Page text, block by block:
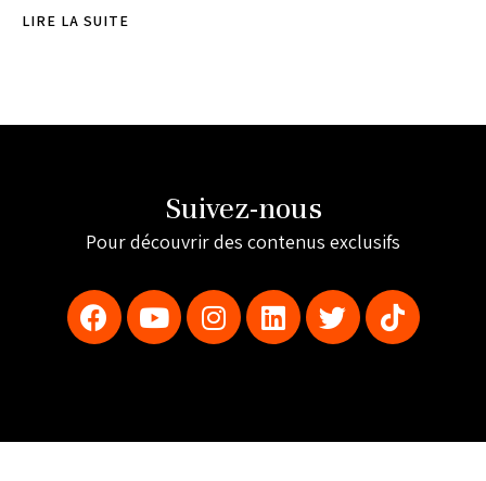
LIRE LA SUITE
Suivez-nous
Pour découvrir des contenus exclusifs